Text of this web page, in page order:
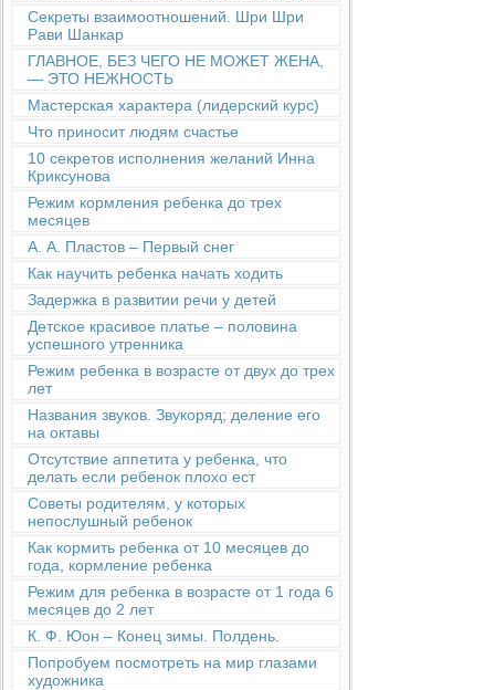
Секреты взаимоотношений. Шри Шри
Рави Шанкар
ГЛАВНОЕ, БЕЗ ЧЕГО НЕ МОЖЕТ ЖЕНА,
— ЭТО НЕЖНОСТЬ
Мастерская характера (лидерский курс)
Что приносит людям счастье
10 секретов исполнения желаний Инна
Криксунова
Режим кормления ребенка до трех
месяцев
А. А. Пластов – Первый снег
Как научить ребенка начать ходить
Задержка в развитии речи у детей
Детское красивое платье – половина
успешного утренника
Режим ребенка в возрасте от двух до трех
лет
Названия звуков. Звукоряд; деление его
на октавы
Отсутствие аппетита у ребенка, что
делать если ребенок плохо ест
Советы родителям, у которых
непослушный ребенок
Как кормить ребенка от 10 месяцев до
года, кормление ребенка
Режим для ребенка в возрасте от 1 года 6
месяцев до 2 лет
К. Ф. Юон – Конец зимы. Полдень.
Попробуем посмотреть на мир глазами
художника